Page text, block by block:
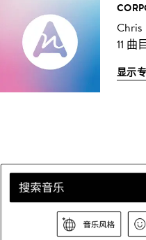
Chris
11 曲
显示